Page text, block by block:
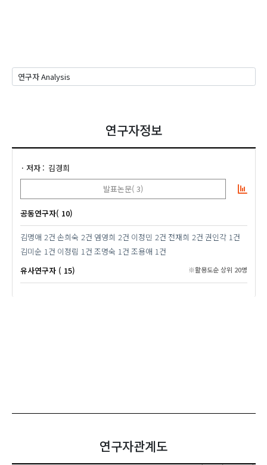
연구자정보
저자
김경희
발표논문( 3)
공동연구자( 10)
김명애 2건 손희숙 2건 염영희 2건 이정민 2건 전재희 2건 권인각 1건
김미순 1건 이정림 1건 조명숙 1건 조용애 1건
유사연구자 ( 15)
※활용도순 상위 20명
연구자관계도